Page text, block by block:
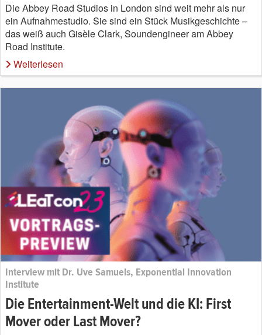
Die Abbey Road Studios in London sind weit mehr als nur
ein Aufnahmestudio. Sie sind ein Stück Musikgeschichte –
das weiß auch Gisèle Clark, Soundengineer am Abbey
Road Institute.
Weiterlesen
Interview mit Dr. Uve Samuels, Exponential Innovation
Institute
Die Entertainment-Welt und die KI: First
Mover oder Last Mover?